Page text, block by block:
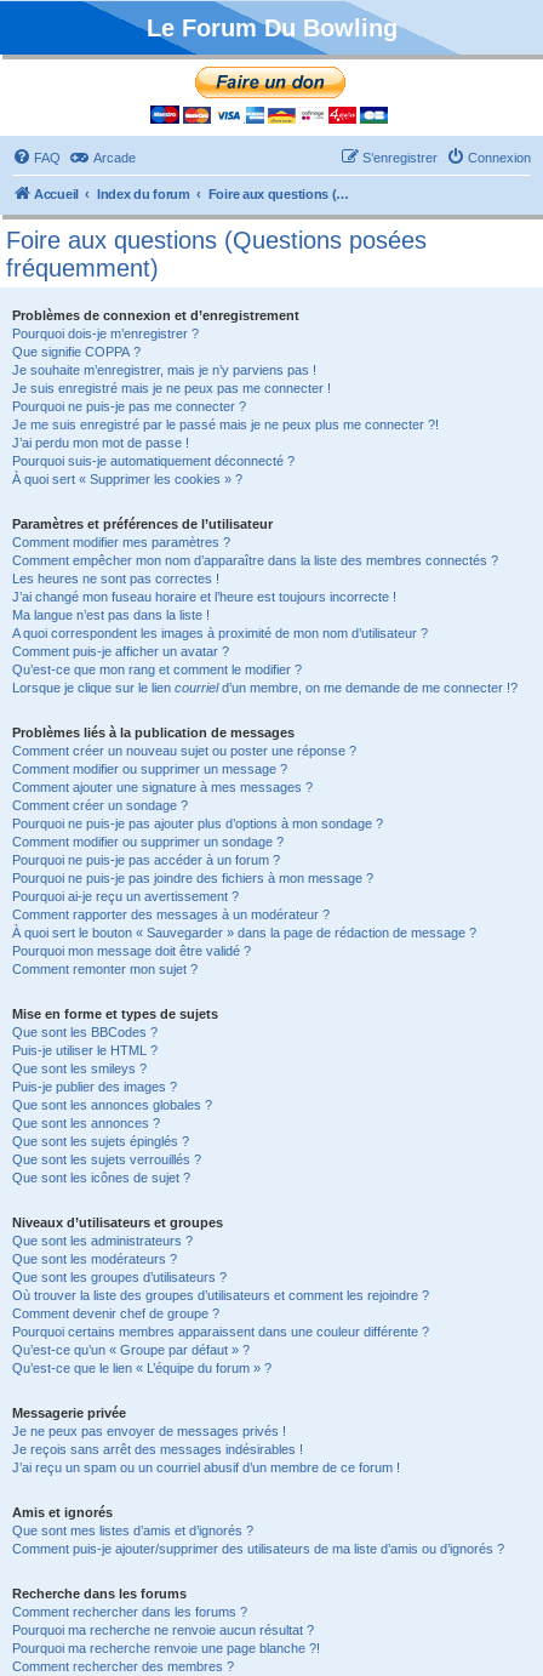
Le Forum Du Bowling
FAQ Arcade Connexion
S’enregistrer
Accueil Index du forum Foire aux questions (Questions posées fréquemment)
Foire aux questions (Questions posées
fréquemment)
Problèmes de connexion et d’enregistrement
Pourquoi dois-je m’enregistrer ?
Que signifie COPPA ?
Je souhaite m’enregistrer, mais je n’y parviens pas !
Je suis enregistré mais je ne peux pas me connecter !
Pourquoi ne puis-je pas me connecter ?
Je me suis enregistré par le passé mais je ne peux plus me connecter ?!
J’ai perdu mon mot de passe !
Pourquoi suis-je automatiquement déconnecté ?
À quoi sert « Supprimer les cookies » ?
Paramètres et préférences de l’utilisateur
Comment modifier mes paramètres ?
Comment empêcher mon nom d’apparaître dans la liste des membres connectés ?
Les heures ne sont pas correctes !
J’ai changé mon fuseau horaire et l’heure est toujours incorrecte !
Ma langue n’est pas dans la liste !
A quoi correspondent les images à proximité de mon nom d’utilisateur ?
Comment puis-je afficher un avatar ?
Qu’est-ce que mon rang et comment le modifier ?
Lorsque je clique sur le lien courrield’un membre, on me demande de me connecter !?
Problèmes liés à la publication de messages
Comment créer un nouveau sujet ou poster une réponse ?
Comment modifier ou supprimer un message ?
Comment ajouter une signature à mes messages ?
Comment créer un sondage ?
Pourquoi ne puis-je pas ajouter plus d’options à mon sondage ?
Comment modifier ou supprimer un sondage ?
Pourquoi ne puis-je pas accéder à un forum ?
Pourquoi ne puis-je pas joindre des fichiers à mon message ?
Pourquoi ai-je reçu un avertissement ?
Comment rapporter des messages à un modérateur ?
À quoi sert le bouton « Sauvegarder » dans la page de rédaction de message ?
Pourquoi mon message doit être validé ?
Comment remonter mon sujet ?
Mise en forme et types de sujets
Que sont les BBCodes ?
Puis-je utiliser le HTML ?
Que sont les smileys ?
Puis-je publier des images ?
Que sont les annonces globales ?
Que sont les annonces ?
Que sont les sujets épinglés ?
Que sont les sujets verrouillés ?
Que sont les icônes de sujet ?
Niveaux d’utilisateurs et groupes
Que sont les administrateurs ?
Que sont les modérateurs ?
Que sont les groupes d’utilisateurs ?
Où trouver la liste des groupes d’utilisateurs et comment les rejoindre ?
Comment devenir chef de groupe ?
Pourquoi certains membres apparaissent dans une couleur différente ?
Qu’est-ce qu’un « Groupe par défaut » ?
Qu’est-ce que le lien « L’équipe du forum » ?
Messagerie privée
Je ne peux pas envoyer de messages privés !
Je reçois sans arrêt des messages indésirables !
J’ai reçu un spam ou un courriel abusif d’un membre de ce forum !
Amis et ignorés
Que sont mes listes d’amis et d’ignorés ?
Comment puis-je ajouter/supprimer des utilisateurs de ma liste d’amis ou d’ignorés ?
Recherche dans les forums
Comment rechercher dans les forums ?
Pourquoi ma recherche ne renvoie aucun résultat ?
Pourquoi ma recherche renvoie une page blanche ?!
Comment rechercher des membres ?